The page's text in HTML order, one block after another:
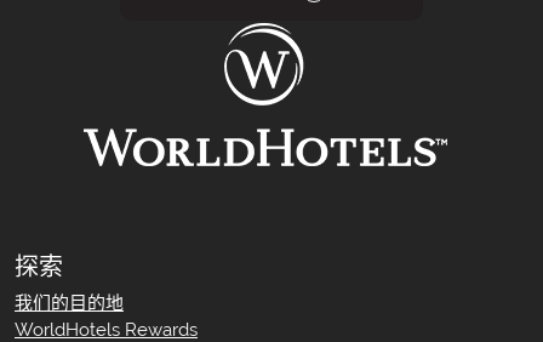
餐厅/酒廊
探索
我们的目的地
WorldHotels Rewards